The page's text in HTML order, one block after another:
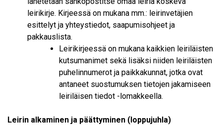
leirikirje. Kirjeessä on mukana mm.: leirinvetäjien
esittelyt ja yhteystiedot, saapumisohjeet ja
pakkauslista.
Leirikirjeessä on mukana kaikkien leiriläisten
kutsumanimet sekä lisäksi niiden leiriläisten
puhelinnumerot ja paikkakunnat, jotka ovat
antaneet suostumuksen tietojen jakamiseen
leiriläisen tiedot -lomakkeella.
Leirin alkaminen ja päättyminen (loppujuhla)